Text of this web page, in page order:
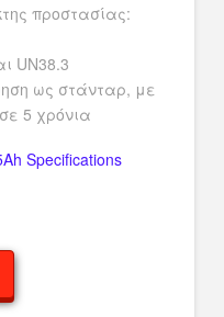
προστασίας:
UN38.3
ως στάνταρ, με
5 χρόνια
Specifications